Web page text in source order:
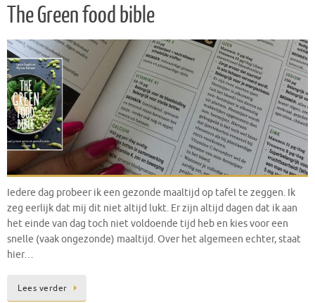
The Green food bible
Iedere dag probeer ik een gezonde maaltijd op tafel te zeggen. Ik
zeg eerlijk dat mij dit niet altijd lukt. Er zijn altijd dagen dat ik aan
het einde van dag toch niet voldoende tijd heb en kies voor een
snelle (vaak ongezonde) maaltijd. Over het algemeen echter, staat
hier…
Lees verder